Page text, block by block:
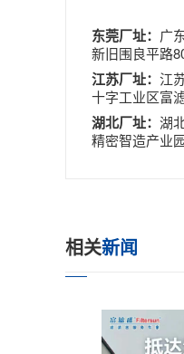
东莞厂址： 广
新旧围良平路
江苏厂址： 江
十字工业区富
湖北厂址： 湖
精密智造产业
相关新闻